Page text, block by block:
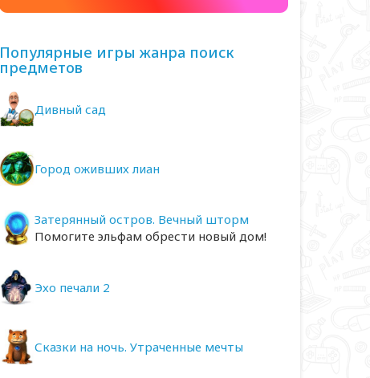
Популярные игры жанра поиск
предметов
Дивный сад
Город оживших лиан
Затерянный остров. Вечный шторм
Помогите эльфам обрести новый дом!
Эхо печали 2
Сказки на ночь. Утраченные мечты